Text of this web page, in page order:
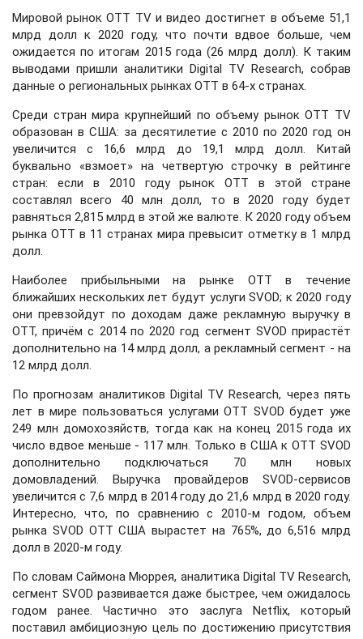
Мировой рынок OTT TV и видео достигнет в объеме 51,1
млрд долл к 2020 году, что почти вдвое больше, чем
ожидается по итогам 2015 года (26 млрд долл). К таким
выводами пришли аналитики Digital TV Research, собрав
данные о региональных рынках OTT в 64-х странах.
Среди стран мира крупнейший по объему рынок OTT TV
образован в США: за десятилетие с 2010 по 2020 год он
увеличится с 16,6 млрд до 19,1 млрд долл. Китай
буквально «взмоет» на четвертую строчку в рейтинге
стран: если в 2010 году рынок OTT в этой стране
составлял всего 40 млн долл, то в 2020 году будет
равняться 2,815 млрд в этой же валюте. К 2020 году объем
рынка OTT в 11 странах мира превысит отметку в 1 млрд
долл.
Наиболее прибыльными на рынке OTT в течение
ближайших нескольких лет будут услуги SVOD; к 2020 году
они превзойдут по доходам даже рекламную выручку в
OTT, причём с 2014 по 2020 год сегмент SVOD прирастёт
дополнительно на 14 млрд долл, а рекламный сегмент - на
12 млрд долл.
По прогнозам аналитиков Digital TV Research, через пять
лет в мире пользоваться услугами OTT SVOD будет уже
249 млн домохозяйств, тогда как на конец 2015 года их
число вдвое меньше - 117 млн. Только в США к OTT SVOD
дополнительно подключаться 70 млн новых
домовладений. Выручка провайдеров SVOD-сервисов
увеличится с 7,6 млрд в 2014 году до 21,6 млрд в 2020 году.
Интересно, что, по сравнению с 2010-м годом, объем
рынка SVOD OTT США вырастет на 765%, до 6,516 млрд
долл в 2020-м году.
По словам Саймона Мюррея, аналитика Digital TV Research,
сегмент SVOD развивается даже быстрее, чем ожидалось
годом ранее. Частично это заслуга Netflix, который
поставил амбициозную цель по достижению присутствия